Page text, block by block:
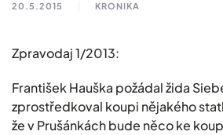
20.5.2015 KRONIKA
Zpravodaj 1/2013:
František Hauška požádal žida
zprostředkoval koupi nějakého
že v Prušánkách bude něco ke